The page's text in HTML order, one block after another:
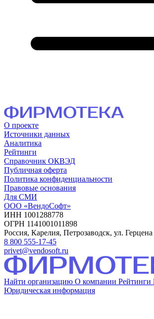
О проекте
Источники данных
Аналитика
Рейтинги
Справочник ОКВЭД
Публичная оферта
Политика конфиденциальности
Правовые основания
Для СМИ
ООО «ВендоСофт»
ИНН 1001288778
ОГРН 1141001011898
Россия, Карелия, Петрозаводск, ул.
8 800 555-17-45
privet@vendosoft.ru
Найти организацию О компании Рейтинги
Юридическая информация